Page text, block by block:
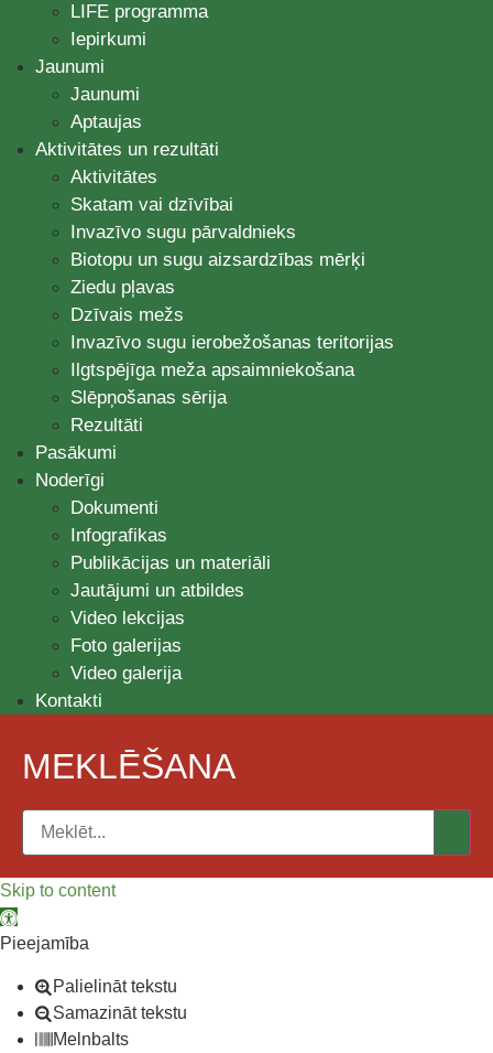
LIFE programma
Iepirkumi
Jaunumi
Jaunumi
Aptaujas
Aktivitātes un rezultāti
Aktivitātes
Skatam vai dzīvībai
Invazīvo sugu pārvaldnieks
Biotopu un sugu aizsardzības mērķi
Ziedu pļavas
Dzīvais mežs
Invazīvo sugu ierobežošanas teritorijas
Ilgtspējīga meža apsaimniekošana
Slēpņošanas sērija
Rezultāti
Pasākumi
Noderīgi
Dokumenti
Infografikas
Publikācijas un materiāli
Jautājumi un atbildes
Video lekcijas
Foto galerijas
Video galerija
Kontakti
MEKLĒŠANA
Skip to content
Open toolbar
Pieejamība
Palielināt tekstu
Samazināt tekstu
Melnbalts